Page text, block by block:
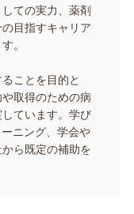
ての実力、薬剤
目指すキャリア
。
ことを目的と
取得のための病
ています。学び
ニング、学会や
ら既定の補助を